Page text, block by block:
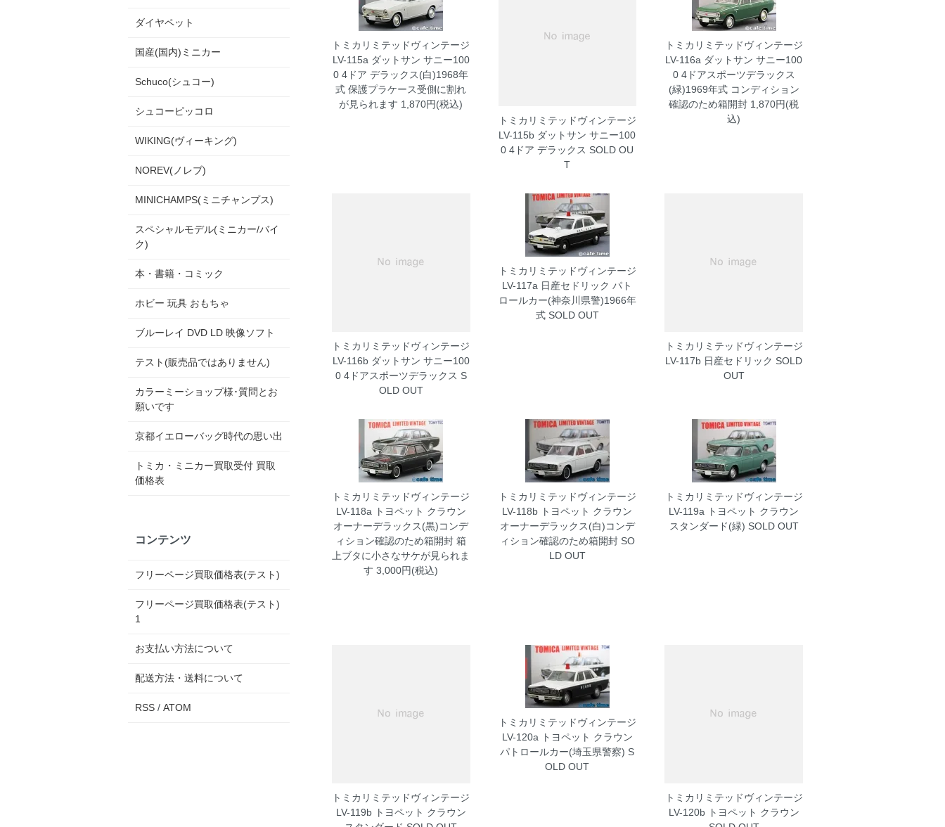
トミカリミテッドヴィンテージ
LV-115a ダットサン サニー100
0 4ドア デラックス(白)1968年
式 保護プラケース受側に割れ
が見られます 1,870円(税込)
トミカリミテッドヴィンテージ
LV-115b ダットサン サニー100
0 4ドア デラックス SOLD OU
T
トミカリミテッドヴィンテージ
LV-116a ダットサン サニー100
0 4ドアスポーツデラックス
(緑)1969年式 コンディション
確認のため箱開封 1,870円(税
込)
トミカリミテッドヴィンテージ
LV-116b ダットサン サニー100
0 4ドアスポーツデラックス S
OLD OUT
トミカリミテッドヴィンテージ
LV-117a 日産セドリック パト
ロールカー(神奈川県警)1966年
式SOLD OUT
トミカリミテッドヴィンテージ
LV-117b 日産セドリック SOLD
OUT
トミカリミテッドヴィンテージ
LV-118a トヨペット クラウン
オーナーデラックス(黒)コンデ
ィション確認のため箱開封 箱
上ブタに小さなサケが見られま
す 3,000円(税込)
トミカリミテッドヴィンテージ
LV-118b トヨペット クラウン
オーナーデラックス(白)コンデ
ィション確認のため箱開封SO
LD OUT
トミカリミテッドヴィンテージ
LV-119a トヨペット クラウン
スタンダード(緑) SOLD OUT
トミカリミテッドヴィンテージ
LV-119b トヨペット クラウン
トミカリミテッドヴィンテージ
LV-120a トヨペット クラウン
パトロールカー(埼玉県警察) S
OLD OUT
トミカリミテッドヴィンテージ
LV-120b トヨペット クラウン
ダイヤペット
国産(国内)ミニカー
Schuco(シュコー)
シュコーピッコロ
WIKING(ヴィーキング)
NOREV(ノレブ)
MINICHAMPS(ミニチャンプス)
スペシャルモデル(ミニカー/バイ
ク)
本・書籍・コミック
ホビー 玩具 おもちゃ
ブルーレイ DVD LD 映像ソフト
テスト(販売品ではありません)
カラーミーショップ様･質問とお
願いです
京都イエローバッグ時代の思い出
トミカ・ミニカー買取受付 買取
価格表
コンテンツ
フリーページ買取価格表(テスト)
フリーページ買取価格表(テスト)
1
お支払い方法について
配送方法・送料について
RSS / ATOM